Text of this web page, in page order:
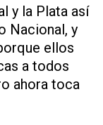
y la Plata así
Nacional, y
ellos
a todos
ahora toca